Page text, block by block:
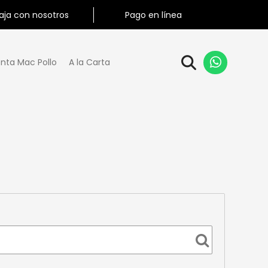
con nosotros Pago en línea
Mac Pollo A la Carta